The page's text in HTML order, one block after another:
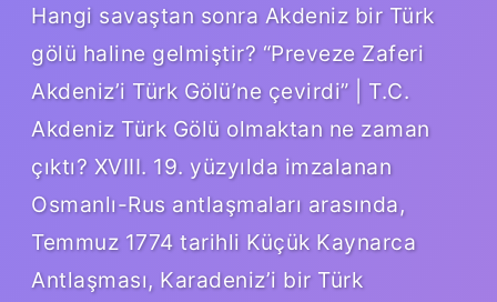
Hangi savaştan sonra Akdeniz bir Türk
gölü haline gelmiştir? “Preveze Zaferi
Akdeniz’i Türk Gölü’ne çevirdi” | T.C.
Akdeniz Türk Gölü olmaktan ne zaman
çıktı? XVIII. 19. yüzyılda imzalanan
Osmanlı-Rus antlaşmaları arasında,
Temmuz 1774 tarihli Küçük Kaynarca
Antlaşması, Karadeniz’i bir Türk